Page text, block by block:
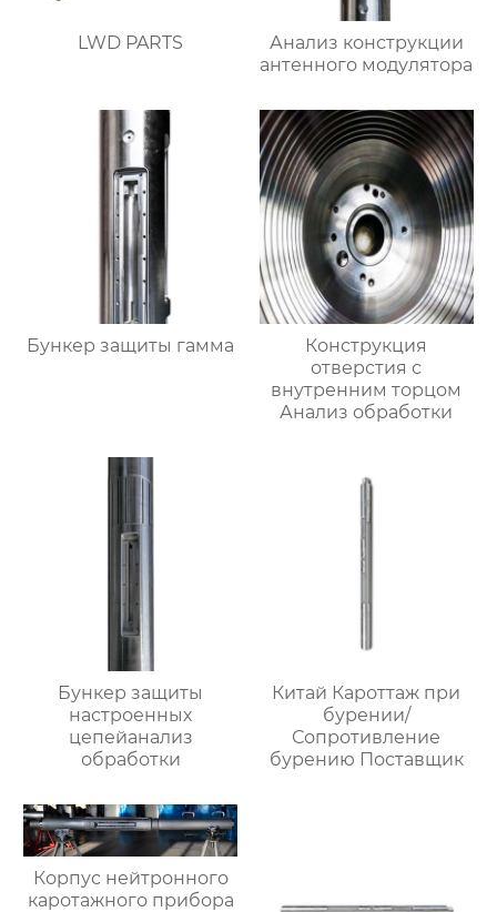
LWD PARTS
Анализ конструкции
антенного модулятора
Бункер защиты гамма
Конструкция
отверстия с
внутренним торцом
Анализ обработки
Бункер защиты
настроенных
цепейанализ
обработки
Китай Кароттаж при
бурении/
Сопротивление
бурению Поставщик
Корпус нейтронного
каротажного прибора